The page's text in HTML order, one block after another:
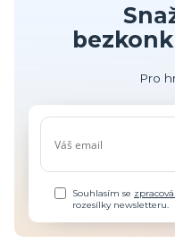
Pro
Souhlasím se
rozesílky newsletteru.